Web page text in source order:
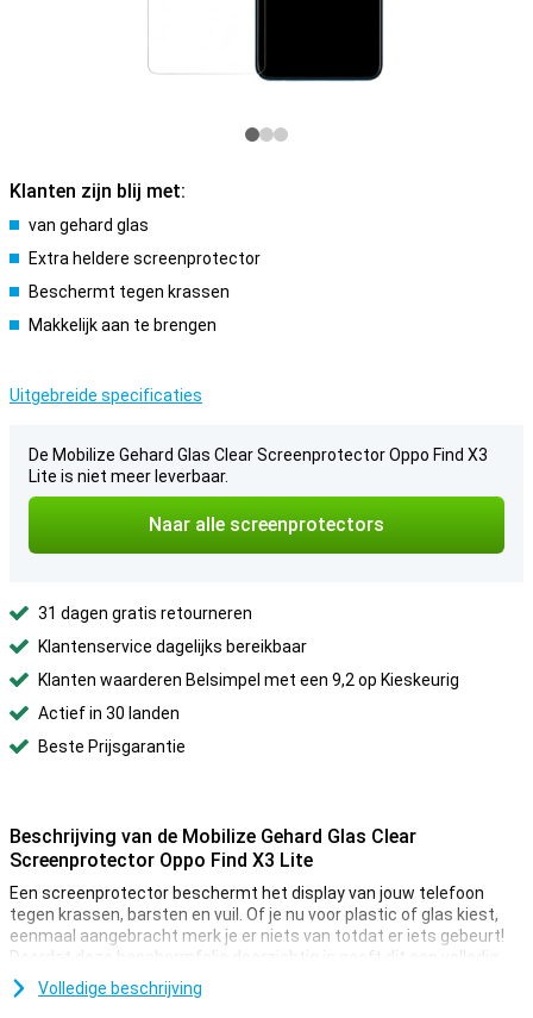
Klanten zijn blij met:
van gehard glas
Extra heldere screenprotector
Beschermt tegen krassen
Makkelijk aan te brengen
Uitgebreide specificaties
De Mobilize Gehard Glas Clear Screenprotector Oppo Find X3
Lite is niet meer leverbaar.
Naar alle screenprotectors
31 dagen gratis retourneren
Klantenservice dagelijks bereikbaar
Klanten waarderen Belsimpel met een 9,2 op Kieskeurig
Actief in 30 landen
Beste Prijsgarantie
Beschrijving van de Mobilize Gehard Glas Clear
Screenprotector Oppo Find X3 Lite
Een screenprotector beschermt het display van jouw telefoon
tegen krassen, barsten en vuil. Of je nu voor plastic of glas kiest,
eenmaal aangebracht merk je er niets van totdat er iets gebeurt!
Doordat deze beschermfolie doorzichtig is geeft dit een volledig
helder en transparant display. Hiermee zit je altijd goed.
Volledige beschrijving